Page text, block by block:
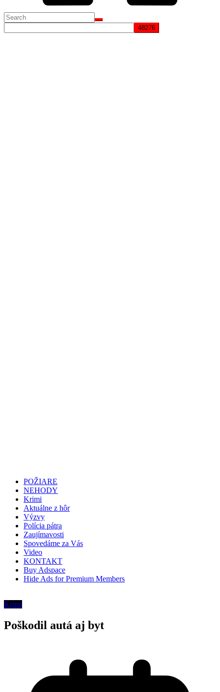
POŽIARE
NEHODY
Krimi
Aktuálne z hôr
Výzvy
Polícia pátra
Zaujímavosti
Spovedáme za Vás
Video
KONTAKT
Buy Adspace
Hide Ads for Premium Members
Krimi
Poškodil autá aj byt